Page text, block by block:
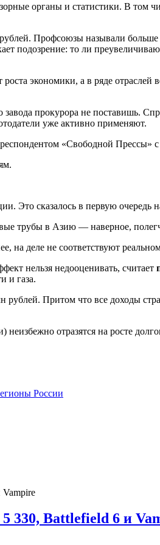
органы и статистики. В том
рублей. Профсоюзы называли
подозрение: то ли
экономики, а в ряде
прокурора не поставишь.
уже активно применяют.
«Свободной
сказалось в первую очередь
трубы в Азию — наверное,
на деле не соответствуют
нельзя недооценивать, считает
и газа.
Притом что все доходы
отразятся на росте
России
330, Battlefield 6 и